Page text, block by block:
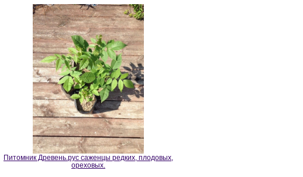
Питомник Древень.рус саженцы редких, плодовых,
ореховых.